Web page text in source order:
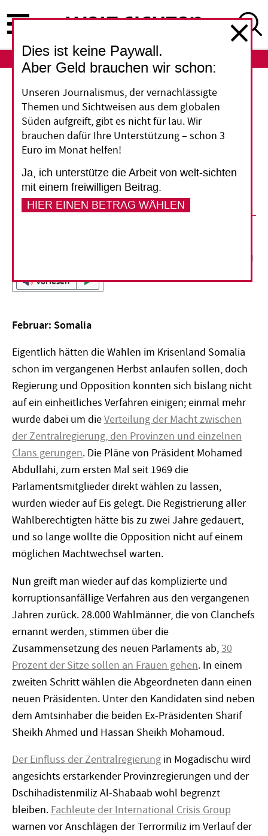
zum
Inhalt
ABO
Demokratie
Wahlen in Afrika
Im Schatten von Bürgerkriegen und der
Pandemie: In mehreren afrikanischen Ländern
stehen in diesem Jahr Wahlen an. Ein Überblick.
Vorlesen
Februar: Somalia
Eigentlich hätten die Wahlen im Krisenland Somalia
schon im vergangenen Herbst anlaufen sollen, doch
Regierung und Opposition konnten sich bislang nicht
auf ein einheitliches Verfahren einigen; einmal mehr
wurde dabei um dieVerteilung der Macht zwischen
der Zentralregierung, den Provinzen und einzelnen
Clans gerungen. Die Pläne von Präsident Mohamed
Abdullahi, zum ersten Mal seit 1969 die
Parlamentsmitglieder direkt wählen zu lassen,
wurden wieder auf Eis gelegt. Die Registrierung aller
Wahlberechtigten hätte bis zu zwei Jahre gedauert,
und so lange wollte die Opposition nicht auf einem
möglichen Machtwechsel warten.
Nun greift man wieder auf das komplizierte und
korruptionsanfällige Verfahren aus den vergangenen
Jahren zurück. 28.000 Wahlmänner, die von Clanchefs
ernannt werden, stimmen über die
Zusammensetzung des neuen Parlaments ab,30
Prozent der Sitze sollen an Frauen gehen. In einem
zweiten Schritt wählen die Abgeordneten dann einen
neuen Präsidenten. Unter den Kandidaten sind neben
dem Amtsinhaber die beiden Ex-Präsidenten Sharif
Sheikh Ahmed und Hassan Sheikh Mohamoud.
Der Einfluss der Zentralregierung in Mogadischu wird
angesichts erstarkender Provinzregierungen und der
Dschihadistenmiliz Al-Shabaab wohl begrenzt
bleiben. Fachleute der International Crisis Group
warnen vor Anschlägen der Terrormiliz im Verlauf der
Dies ist keine Paywall.
Aber Geld brauchen wir schon:
Unseren Journalismus, der vernachlässigte
Themen und Sichtweisen aus dem globalen
Süden aufgreift, gibt es nicht für lau. Wir
brauchen dafür Ihre Unterstützung – schon 3
Euro im Monat helfen!
Ja, ich unterstütze die Arbeit von welt-sichten
mit einem freiwilligen Beitrag.
HIER EINEN BETRAG WÄHLEN